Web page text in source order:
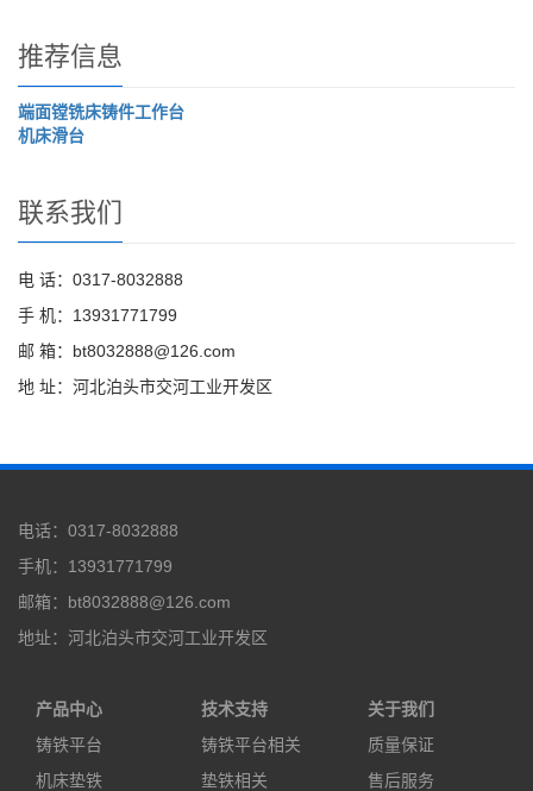
推荐信息
端面镗铣床铸件工作台
机床滑台
联系我们
电 话：0317-8032888
手 机：13931771799
邮 箱：bt8032888@126.com
地 址：河北泊头市交河工业开发区
电话：0317-8032888
手机：13931771799
邮箱：bt8032888@126.com
地址：河北泊头市交河工业开发区
产品中心
铸铁平台
机床垫铁
技术支持
铸铁平台相关
垫铁相关
关于我们
质量保证
售后服务